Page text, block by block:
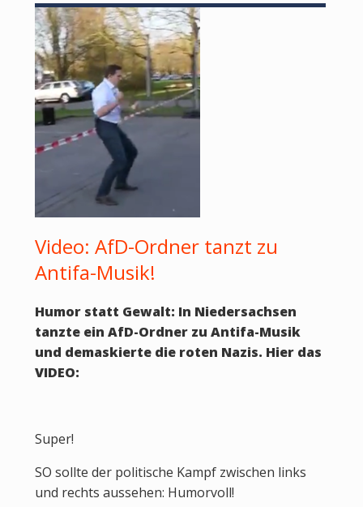
Video: AfD-Ordner tanzt zu
Antifa-Musik!
Humor statt Gewalt: In Niedersachsen
tanzte ein AfD-Ordner zu Antifa-Musik
und demaskierte die roten Nazis. Hier das
VIDEO:
Super!
SO sollte der politische Kampf zwischen links
und rechts aussehen: Humorvoll!